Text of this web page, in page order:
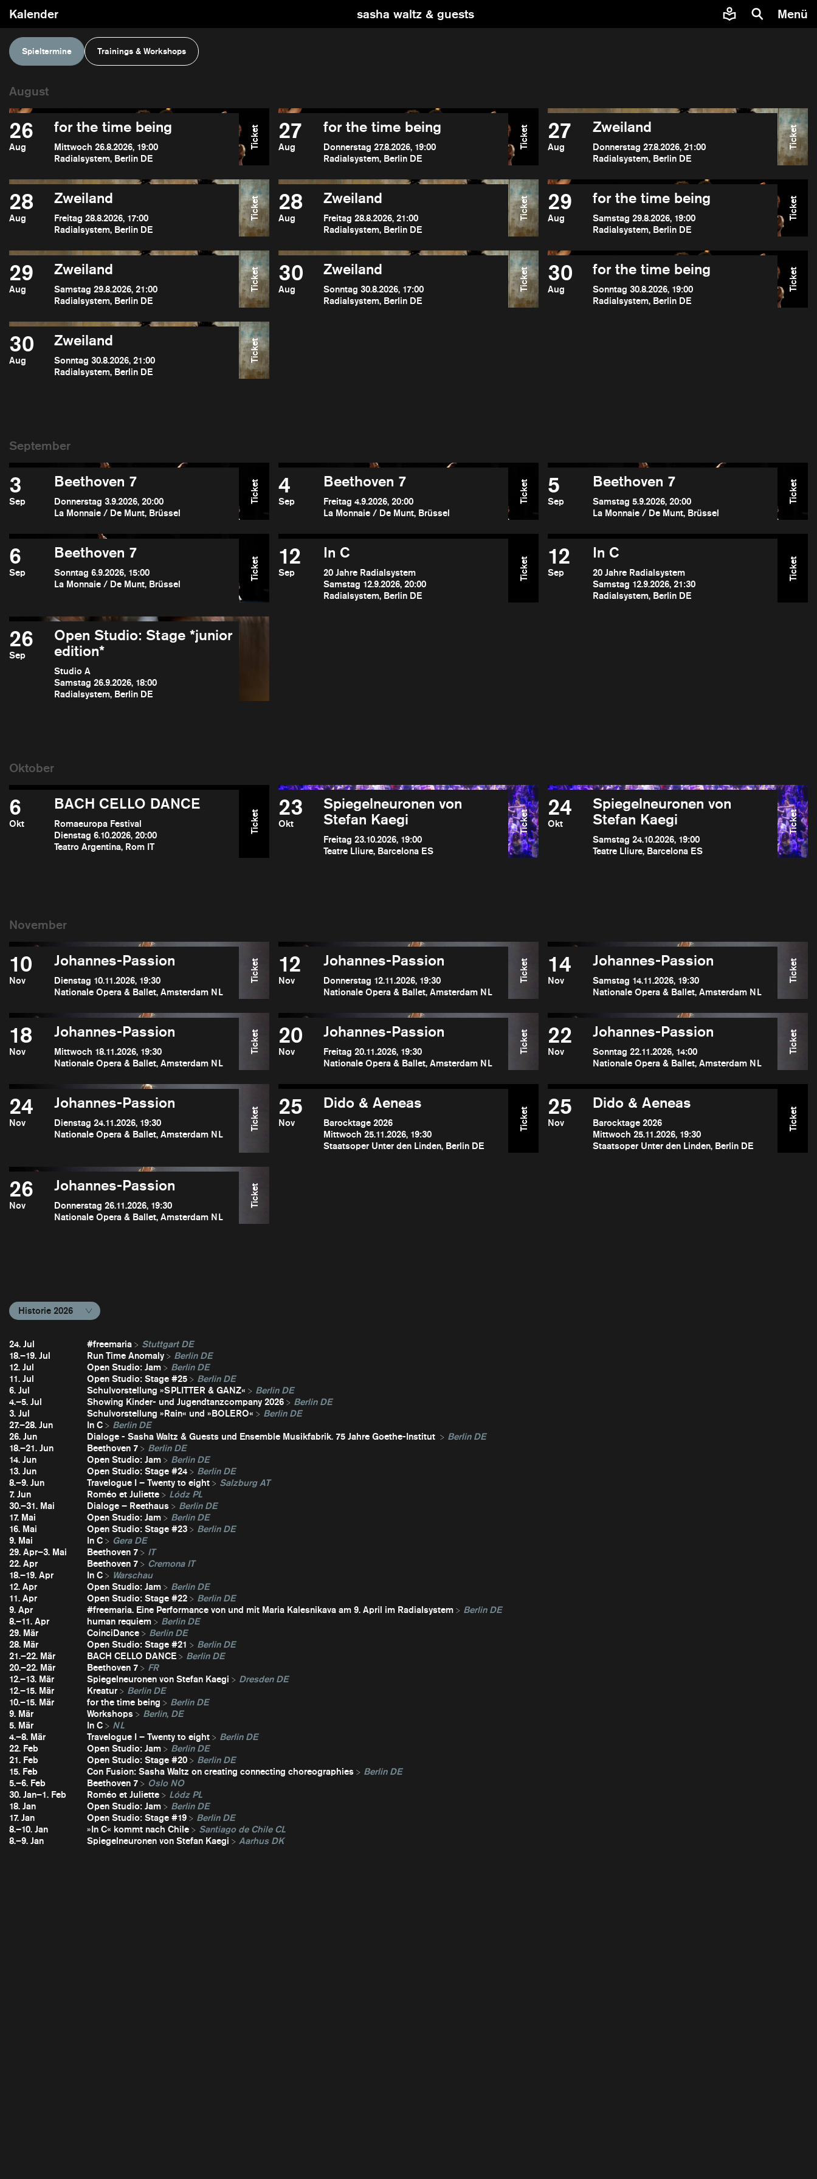
Kalender sasha waltz & guests Menü
Spieltermine Trainings & Workshops
26
Aug
for the time being
Mittwoch 26.8.2026, 19:00
Radialsystem, Berlin DE
Ticket 27
Aug
for the time being
Donnerstag 27.8.2026, 19:00
Radialsystem, Berlin DE
Ticket 27
Aug
Zweiland
Donnerstag 27.8.2026, 21:00
Radialsystem, Berlin DE
Ticket
28
Aug
Zweiland
Freitag 28.8.2026, 17:00
Radialsystem, Berlin DE
Ticket 28
Aug
Zweiland
Freitag 28.8.2026, 21:00
Radialsystem, Berlin DE
Ticket 29
Aug
for the time being
Samstag 29.8.2026, 19:00
Radialsystem, Berlin DE
Ticket
29
Aug
Zweiland
Samstag 29.8.2026, 21:00
Radialsystem, Berlin DE
Ticket 30
Aug
Zweiland
Sonntag 30.8.2026, 17:00
Radialsystem, Berlin DE
Ticket 30
Aug
for the time being
Sonntag 30.8.2026, 19:00
Radialsystem, Berlin DE
Ticket
30
Aug
Zweiland
Sonntag 30.8.2026, 21:00
Radialsystem, Berlin DE
Ticket
3
Sep
Beethoven 7
Donnerstag 3.9.2026, 20:00
La Monnaie / De Munt, Brüssel
Ticket 4
Sep
Beethoven 7
Freitag 4.9.2026, 20:00
La Monnaie / De Munt, Brüssel
Ticket 5
Sep
Beethoven 7
Samstag 5.9.2026, 20:00
La Monnaie / De Munt, Brüssel
Ticket
6
Sep
Beethoven 7
Sonntag 6.9.2026, 15:00
La Monnaie / De Munt, Brüssel
Ticket 12
Sep
In C
20 Jahre Radialsystem
Samstag 12.9.2026, 20:00
Radialsystem, Berlin DE
Ticket 12
Sep
In C
20 Jahre Radialsystem
Samstag 12.9.2026, 21:30
Radialsystem, Berlin DE
Ticket
26
Sep
Open Studio: Stage *junior
edition*
Studio A
Samstag 26.9.2026, 18:00
Radialsystem, Berlin DE
6
Okt
BACH CELLO DANCE
Romaeuropa Festival
Dienstag 6.10.2026, 20:00
Teatro Argentina, Rom IT
Ticket
23
Okt
Spiegelneuronen von
Stefan Kaegi
Freitag 23.10.2026, 19:00
Teatre Lliure, Barcelona ES
Ticket
24
Okt
Spiegelneuronen von
Stefan Kaegi
Samstag 24.10.2026, 19:00
Teatre Lliure, Barcelona ES
Ticket
10
Nov
Johannes-Passion
Dienstag 10.11.2026, 19:30
Nationale Opera & Ballet, Amsterdam NL
Ticket 12
Nov
Johannes-Passion
Donnerstag 12.11.2026, 19:30
Nationale Opera & Ballet, Amsterdam NL
Ticket 14
Nov
Johannes-Passion
Samstag 14.11.2026, 19:30
Nationale Opera & Ballet, Amsterdam NL
Ticket
18
Nov
Johannes-Passion
Mittwoch 18.11.2026, 19:30
Nationale Opera & Ballet, Amsterdam NL
Ticket 20
Nov
Johannes-Passion
Freitag 20.11.2026, 19:30
Nationale Opera & Ballet, Amsterdam NL
Ticket 22
Nov
Johannes-Passion
Sonntag 22.11.2026, 14:00
Nationale Opera & Ballet, Amsterdam NL
Ticket
24
Nov
Johannes-Passion
Dienstag 24.11.2026, 19:30
Nationale Opera & Ballet, Amsterdam NL
Ticket 25
Nov
Dido & Aeneas
Barocktage 2026
Mittwoch 25.11.2026, 19:30
Staatsoper Unter den Linden, Berlin DE
Ticket 25
Nov
Dido & Aeneas
Barocktage 2026
Mittwoch 25.11.2026, 19:30
Staatsoper Unter den Linden, Berlin DE
Ticket
26
Nov
Johannes-Passion
Donnerstag 26.11.2026, 19:30
Nationale Opera & Ballet, Amsterdam NL
Ticket
Historie 2026
24. Jul #freemaria
Stuttgart DE
18.–19. Jul
Run Time Anomaly
Berlin DE
12. Jul
Open Studio: Jam
Berlin DE
11. Jul
Open Studio: Stage #25
Berlin DE
6. Jul
Schulvorstellung »SPLITTER & GANZ«
Berlin DE
4.–5. Jul
Showing Kinder- und Jugendtanzcompany 2026
Berlin DE
3. Jul
Schulvorstellung »Rain« und »BOLERO«
Berlin DE
27.–28. Jun
In C
Berlin DE
26. Jun
Dialoge - Sasha Waltz & Guests und Ensemble Musikfabrik. 75 Jahre Goethe-Institut
Berlin DE
18.–21. Jun
Beethoven 7
Berlin DE
14. Jun
Open Studio: Jam
Berlin DE
13. Jun
Open Studio: Stage #24
Berlin DE
8.–9. Jun
Travelogue I – Twenty to eight
Salzburg AT
7. Jun
Roméo et Juliette
Lódz PL
30.–31. Mai
Dialoge – Reethaus
Berlin DE
17. Mai
Open Studio: Jam
Berlin DE
16. Mai
Open Studio: Stage #23
Berlin DE
9. Mai
In C
Gera DE
29. Apr–3. Mai
Beethoven 7
IT
22. Apr
Beethoven 7
Cremona IT
18.–19. Apr
In C
Warschau
12. Apr
Open Studio: Jam
Berlin DE
11. Apr
Open Studio: Stage #22
Berlin DE
9. Apr
#freemaria. Eine Performance von und mit Maria Kalesnikava am 9. April im Radialsystem
Berlin DE
8.–11. Apr
human requiem
Berlin DE
29. Mär
CoinciDance
Berlin DE
28. Mär
Open Studio: Stage #21
Berlin DE
21.–22. Mär
BACH CELLO DANCE
Berlin DE
20.–22. Mär
Beethoven 7
FR
12.–13. Mär
Spiegelneuronen von Stefan Kaegi
Dresden DE
12.–15. Mär
Kreatur
Berlin DE
10.–15. Mär
for the time being
Berlin DE
9. Mär
Workshops
Berlin, DE
5. Mär
In C
NL
4.–8. Mär
Travelogue I – Twenty to eight
Berlin DE
22. Feb
Open Studio: Jam
Berlin DE
21. Feb
Open Studio: Stage #20
Berlin DE
15. Feb
Con Fusion: Sasha Waltz on creating connecting choreographies
Berlin DE
5.–6. Feb
Beethoven 7
Oslo NO
30. Jan–1. Feb
Roméo et Juliette
Lódz PL
18. Jan
Open Studio: Jam
Berlin DE
17. Jan
Open Studio: Stage #19
Berlin DE
8.–10. Jan
»In C« kommt nach Chile
Santiago de Chile CL
8.–9. Jan
Spiegelneuronen von Stefan Kaegi Aarhus DK